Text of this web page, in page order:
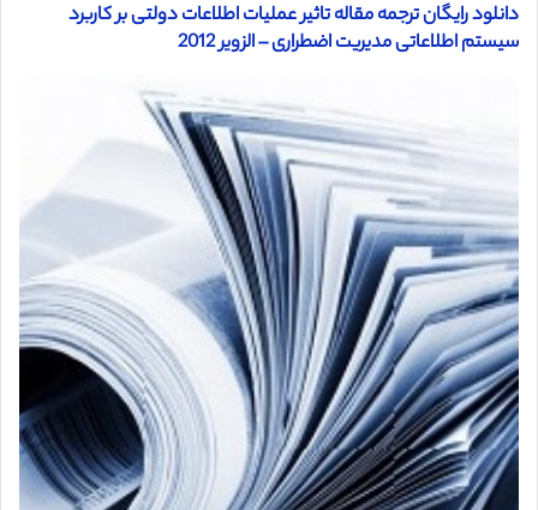
دانلود رایگان ترجمه مقاله تاثیر عملیات اطلاعات دولتی بر کاربرد
سیستم اطلاعاتی مدیریت اضطراری – الزویر 2012